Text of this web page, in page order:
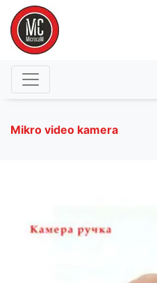
Mikro video kamera